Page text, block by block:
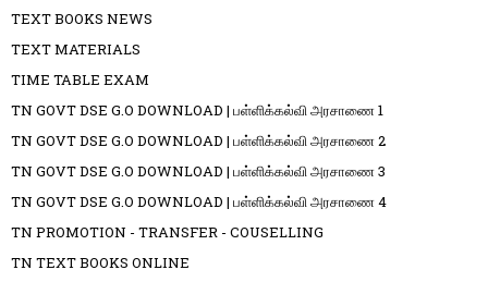
TEXT BOOKS NEWS
TEXT MATERIALS
TIME TABLE EXAM
TN GOVT DSE G.O DOWNLOAD | பள்ளிக்கல்வி அரசாணை 1
TN GOVT DSE G.O DOWNLOAD | பள்ளிக்கல்வி அரசாணை 2
TN GOVT DSE G.O DOWNLOAD | பள்ளிக்கல்வி அரசாணை 3
TN GOVT DSE G.O DOWNLOAD | பள்ளிக்கல்வி அரசாணை 4
TN PROMOTION - TRANSFER - COUSELLING
TN TEXT BOOKS ONLINE